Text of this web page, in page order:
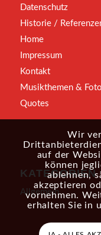
Datenschutz
Historie /
Home
Impressum
Kontakt
Musikthemen &
Quotes
KATEGORIEN
Allgemein
Wir
auf der
können
ablehnen,
akzeptieren
vornehmen.
erhalten Sie in